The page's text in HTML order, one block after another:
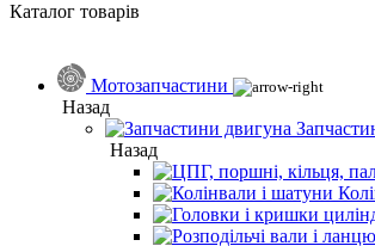
Каталог товарів
Мотозапчастини
Назад
Назад